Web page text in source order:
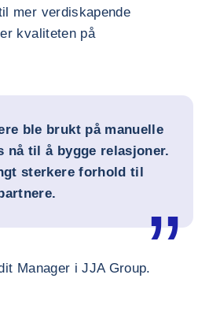
mer verdiskapende
kvaliteten på
ble brukt på manuelle
nå til å bygge relasjoner.
sterkere forhold til
Manager i JJA Group.